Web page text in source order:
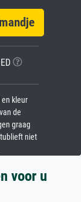
kleur
de
graag
niet
voor u